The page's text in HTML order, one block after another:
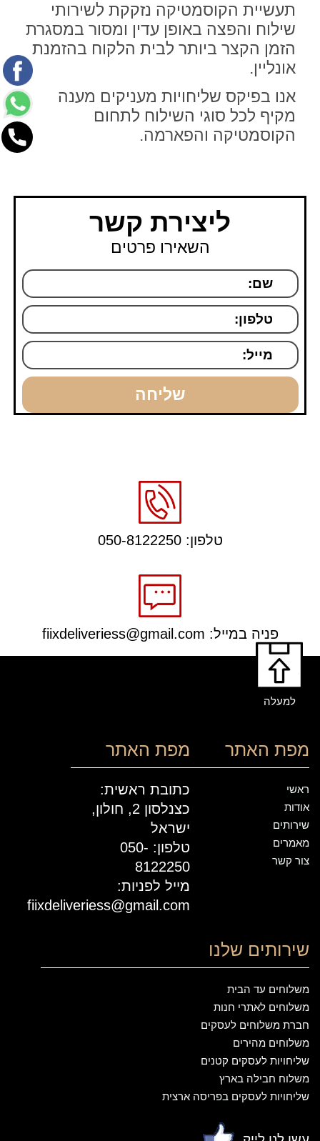
השאירו את הפרטים ואני ניצור אתכם
קשר
תעשיית הקוסמטיקה נזקקת לשירותי
שילוח והפצה באופן עדין ומסור במסגרת
הזמן הקצר ביותר לבית הלקוח בהזמנת
אונליין.
אנו בפיקס שליחויות מעניקים מענה
מקיף לכל סוגי השילוח לתחום
הקוסמטיקה והפארמה.
ליצירת קשר
השאירו פרטים
טלפון: 050-8122250
פניה במייל: fiixdeliveriess@gmail.com
למעלה
מפת האתר
ראשי
אודות
שירותים
מאמרים
צור קשר
שירותים שלנו
משלוחים עד הבית
משלוחים לאתרי חנות
חברת משלוחים לעסקים
משלוחים מהירים
שליחויות לעסקים קטנים
משלוח חבילה בארץ
שליחויות לעסקים בפריסה ארצית
מפת האתר
כתובת ראשית:
כצנלסון 2, חולון,
ישראל
טלפון: 050-
8122250
מייל לפניות:
fiixdeliveriess@gmail.com